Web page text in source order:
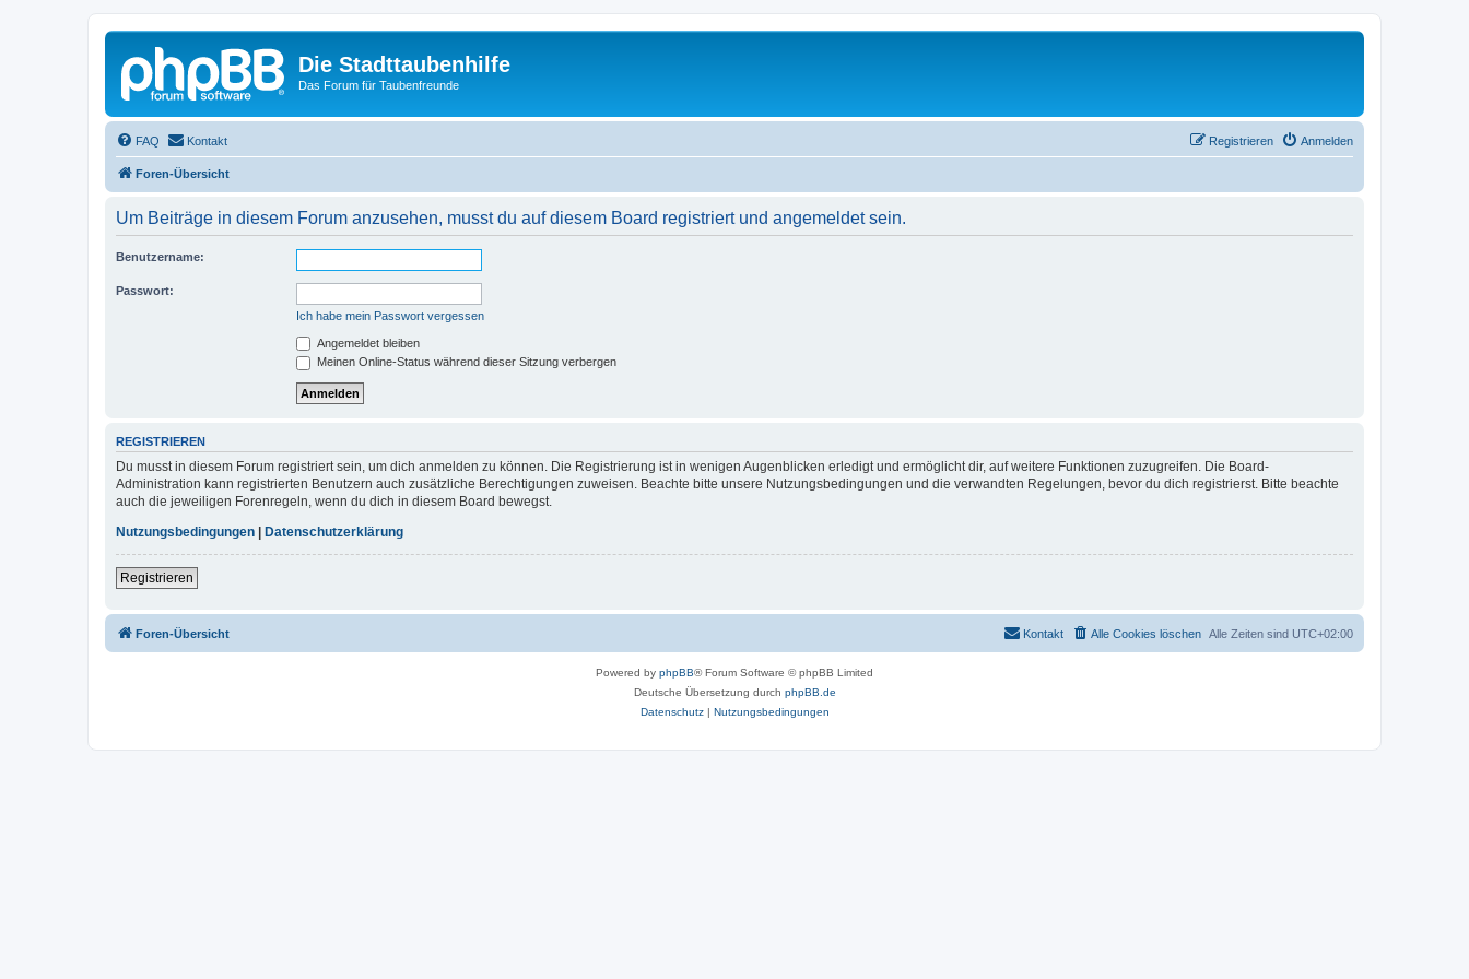
Die Stadttaubenhilfe
Das Forum für Taubenfreunde
FAQ Kontakt Anmelden
Registrieren
Foren-Übersicht
Um Beiträge in diesem Forum anzusehen, musst du auf diesem Board registriert und angemeldet sein.
Benutzername:
Passwort:
Ich habe mein Passwort vergessen
Angemeldet bleiben
Meinen Online-Status während dieser Sitzung verbergen
REGISTRIEREN
Du musst in diesem Forum registriert sein, um dich anmelden zu können. Die Registrierung ist in wenigen Augenblicken erledigt und ermöglicht dir, auf weitere Funktionen zuzugreifen. Die Board-
Administration kann registrierten Benutzern auch zusätzliche Berechtigungen zuweisen. Beachte bitte unsere Nutzungsbedingungen und die verwandten Regelungen, bevor du dich registrierst. Bitte beachte
auch die jeweiligen Forenregeln, wenn du dich in diesem Board bewegst.
Nutzungsbedingungen
Datenschutzerklärung
Registrieren
Foren-Übersicht Alle Zeiten sind UTC+02:00
Alle Cookies löschen
Kontakt
Powered by phpBB® Forum Software © phpBB Limited
Deutsche Übersetzung durch phpBB.de
Datenschutz| Nutzungsbedingungen